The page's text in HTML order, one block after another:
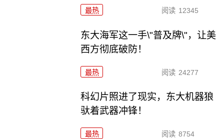
最热 阅读 12345
东大海军这一手\"普及牌\"，让美
西方彻底破防！
最热 阅读 24277
科幻片照进了现实，东大机器狼
驮着武器冲锋！
最热 阅读 8754